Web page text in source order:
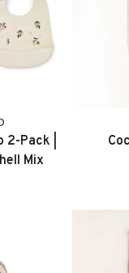
Pack |
Mix